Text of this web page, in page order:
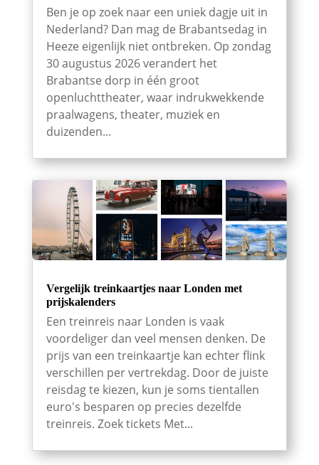
Ben je op zoek naar een uniek dagje uit in
Nederland? Dan mag de Brabantsedag in
Heeze eigenlijk niet ontbreken. Op zondag
30 augustus 2026 verandert het
Brabantse dorp in één groot
openluchttheater, waar indrukwekkende
praalwagens, theater, muziek en
duizenden...
Vergelijk treinkaartjes naar Londen met
prijskalenders
Een treinreis naar Londen is vaak
voordeliger dan veel mensen denken. De
prijs van een treinkaartje kan echter flink
verschillen per vertrekdag. Door de juiste
reisdag te kiezen, kun je soms tientallen
euro's besparen op precies dezelfde
treinreis. Zoek tickets Met...